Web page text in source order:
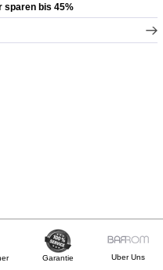
sparen bis 45%
Garantie Uber Uns